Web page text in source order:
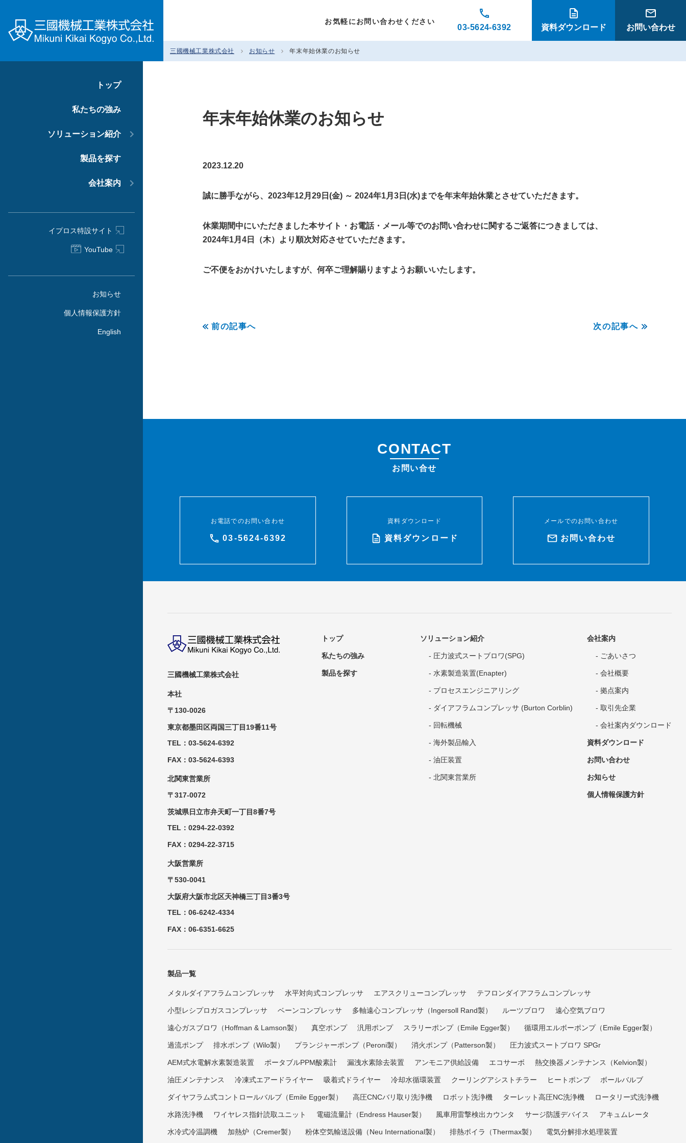
トップ
私たちの強み
ソリューション紹介
製品を探す
会社案内
イプロス特設サイト
YouTube
お知らせ
個人情報保護方針
English
お気軽にお問い合わせください
03-5624-6392 資料ダウンロード お問い合わせ
三國機械工業株式会社 お知らせ 年末年始休業のお知らせ
年末年始休業のお知らせ
2023.12.20
誠に勝手ながら、2023年12月29日(金) ～ 2024年1月3日(水)までを年末年始休業とさせていただきます。
休業期間中にいただきました本サイト・お電話・メール等でのお問い合わせに関するご返答につきましては、
2024年1月4日（木）より順次対応させていただきます。
ご不便をおかけいたしますが、何卒ご理解賜りますようお願いいたします。
前の記事へ 次の記事へ
CONTACT
お問い合せ
お電話でのお問い合わせ
03-5624-6392
資料ダウンロード
資料ダウンロード
メールでのお問い合わせ
お問い合わせ
三國機械工業株式会社
本社
〒130-0026
東京都墨田区両国三丁目19番11号
TEL：03-5624-6392
FAX：03-5624-6393
北関東営業所
〒317-0072
茨城県日立市弁天町一丁目8番7号
TEL：0294-22-0392
FAX：0294-22-3715
大阪営業所
〒530-0041
大阪府大阪市北区天神橋三丁目3番3号
TEL：06-6242-4334
FAX：06-6351-6625
トップ
私たちの強み
製品を探す
ソリューション紹介
圧力波式スートブロワ(SPG)
水素製造装置(Enapter)
プロセスエンジニアリング
ダイアフラムコンプレッサ (Burton Corblin)
回転機械
海外製品輸入
油圧装置
北関東営業所
会社案内
ごあいさつ
会社概要
拠点案内
取引先企業
会社案内ダウンロード
資料ダウンロード
お問い合わせ
お知らせ
個人情報保護方針
製品一覧
メタルダイアフラムコンプレッサ 水平対向式コンプレッサ エアスクリューコンプレッサ テフロンダイアフラムコンプレッサ
小型レシプロガスコンプレッサ ベーンコンプレッサ 多軸遠心コンプレッサ（Ingersoll Rand製） ルーツブロワ 遠心空気ブロワ
遠心ガスブロワ（Hoffman & Lamson製） 真空ポンプ 汎用ポンプ スラリーポンプ（Emile Egger製） 循環用エルボーポンプ（Emile Egger製）
過流ポンプ 排水ポンプ（Wilo製） プランジャーポンプ（Peroni製） 消火ポンプ（Patterson製） 圧力波式スートブロワ SPGr
AEM式水電解水素製造装置 ポータブルPPM酸素計 漏洩水素除去装置 アンモニア供給設備 エコサーボ 熱交換器メンテナンス（Kelvion製）
油圧メンテナンス 冷凍式エアードライヤー 吸着式ドライヤー 冷却水循環装置 クーリングアシストチラー ヒートポンプ ボールバルブ
ダイヤフラム式コントロールバルブ（Emile Egger製） 高圧CNCバリ取り洗浄機 ロボット洗浄機 ターレット高圧NC洗浄機 ロータリー式洗浄機
水路洗浄機 ワイヤレス指針読取ユニット 電磁流量計（Endress Hauser製） 風車用雷撃検出カウンタ サージ防護デバイス アキュムレータ
水冷式冷温調機 加熱炉（Cremer製） 粉体空気輸送設備（Neu International製） 排熱ボイラ（Thermax製） 電気分解排水処理装置